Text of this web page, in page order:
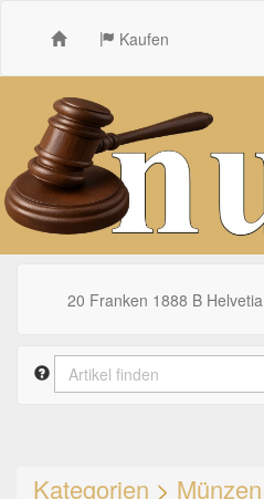
Kaufen
20 Franken 1888 B Helvetia
Kategorien >